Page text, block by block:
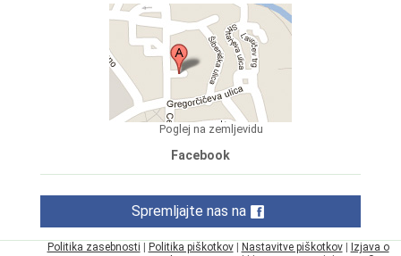
Poglej na zemljevidu
Facebook
Spremljajte nas na
Politika zasebnosti Politika piškotkov| Nastavitve piškotkov|
Izjava o